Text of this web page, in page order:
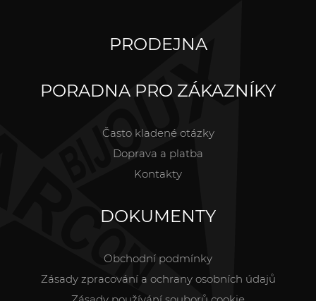
PRODEJNA
PORADNA PRO ZÁKAZNÍKY
Často kladené otázky
Doprava a platba
Kontakty
DOKUMENTY
Obchodní podmínky
Zásady zpracování a ochrany osobních údajů